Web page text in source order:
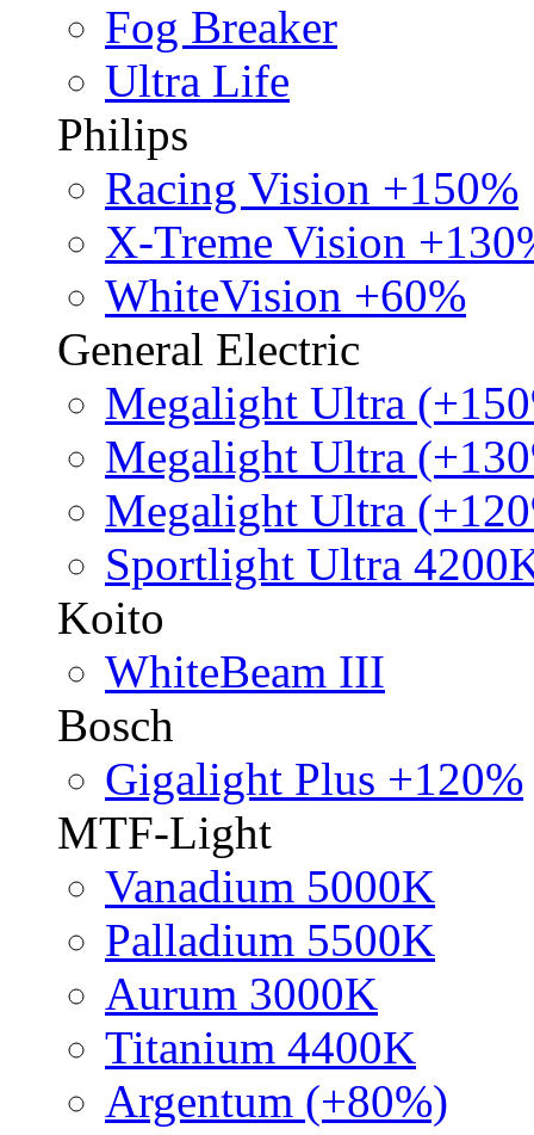
Fog Breaker
Ultra Life
Philips
Racing Vision +150%
X-Treme Vision
WhiteVision +60%
General Electric
Megalight Ultra
Megalight Ultra
Megalight Ultra
Sportlight Ultra
Koito
WhiteBeam III
Bosch
Gigalight Plus +120%
MTF-Light
Vanadium 5000K
Palladium 5500K
Aurum 3000K
Titanium 4400K
Argentum (+80%)